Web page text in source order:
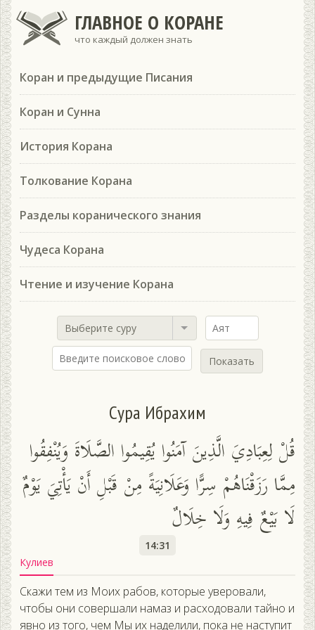
ГЛАВНОЕ О КОРАНЕ
что каждый должен знать
Коран и предыдущие Писания
Коран и Сунна
История Корана
Толкование Корана
Разделы коранического знания
Чудеса Корана
Чтение и изучение Корана
Выберите суру
Показать
Сура Ибрахим
قُلْ لِعِبَادِيَ الَّذِينَ آمَنُوا يُقِيمُوا الصَّلَاةَ وَيُنْفِقُوا
مِمَّا رَزَقْنَاهُمْ سِرًّا وَعَلَانِيَةً مِنْ قَبْلِ أَنْ يَأْتِيَ يَوْمٌ
لَا بَيْعٌ فِيهِ وَلَا خِلَالٌ
14:31
Кулиев
Скажи тем из Моих рабов, которые уверовали,
чтобы они совершали намаз и расходовали тайно и
явно из того, чем Мы их наделили, пока не наступит